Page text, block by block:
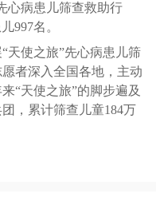
病患儿筛查救助行
997名。
天使之旅”先心病患儿筛
者深入全国各地，主动
“天使之旅”的脚步遍及
，累计筛查儿童184万